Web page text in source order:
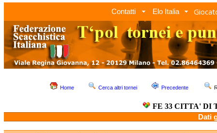
Contatti Elo Italia
Home Cerca altri tornei Precedente
FE 33 CITTA' DI
Dati